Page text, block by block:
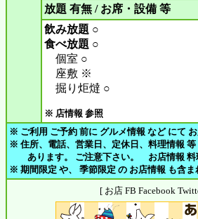
放題 有無 / お席・設備 等
飲み放題 ○
食べ放題 ○
個室 ○
座敷 ※
掘り炬燵 ○
※ 店情報 参照
※ ご利用 ご予約 前に グルメ情報 など にて
※ 住所、電話、営業日、定休日、料理情報
あります。 ご注意下さい。 お店情報 料
※ 期間限定 や、 季節限定 の お店情報 も含
[ お店 FB Facebook